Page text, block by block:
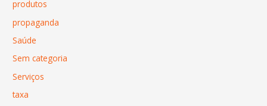
produtos
propaganda
Saúde
Sem categoria
Serviços
taxa